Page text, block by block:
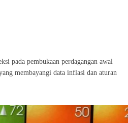
pada pembukaan perdagangan awal
membayangi data inflasi dan aturan